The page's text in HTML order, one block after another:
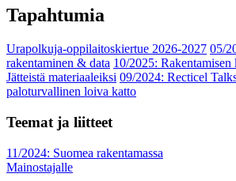
Tapahtumia
Urapolkuja-oppilaitoskiertue 2026-2027 05/
rakentaminen & data 10/2025:
Jätteistä materiaaleiksi 09/2024: Recticel
paloturvallinen loiva katto
Teemat ja liitteet
11/2024: Suomea rakentamassa
Mainostajalle